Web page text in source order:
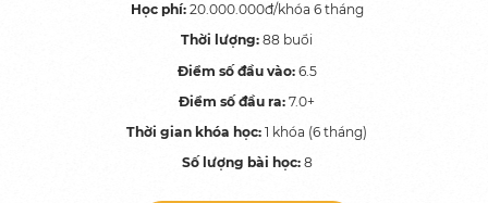
Tiếng Anh Cambridge: Từ 7 – 10 tuổi
BASIC IELTS: Từ 11 tuổi
IELTS: Lộ trình được cá nhân hóa theo từng
học viên
SAT
Học phí:20.000.000đ/khóa 6 tháng
Thời lượng: 88 buổi
Điểm số đầu vào:6.5
Điểm số đầu ra: 7.0+
Thời gian khóa học: 1 khóa (6 tháng)
Số lượng bài học:8